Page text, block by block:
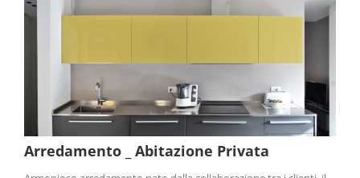
Arredamento _ Abitazione Privata